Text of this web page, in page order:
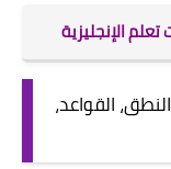
الإنجليزية
القواعد،